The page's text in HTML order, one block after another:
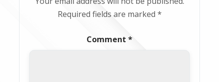
Required fields are marked *
Comment *